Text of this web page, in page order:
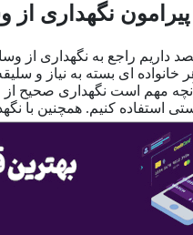
نگهداری از
داریم راجع به نگهداری از
خانواده ای بسته به نیاز و
آنچه مهم است نگهداری صحیح
استفاده کنیم. همچنین با